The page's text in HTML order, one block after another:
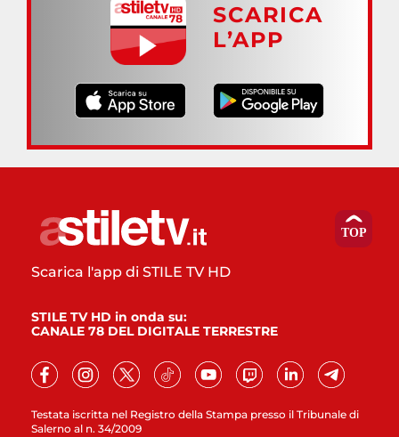
SCARICA
L’APP
Testata iscritta nel Registro della Stampa presso il Tribunale di
Salerno al n. 34/2009
Scarica l'app di STILE TV HD
STILE TV HD in onda su:
CANALE 78 DEL DIGITALE TERRESTRE